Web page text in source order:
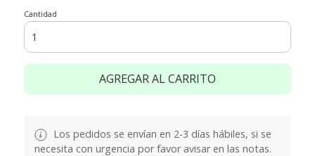
Cantidad
AGREGAR AL CARRITO
Los pedidos se envían en 2-3 días hábiles, si se
necesita con urgencia por favor avisar en las notas.